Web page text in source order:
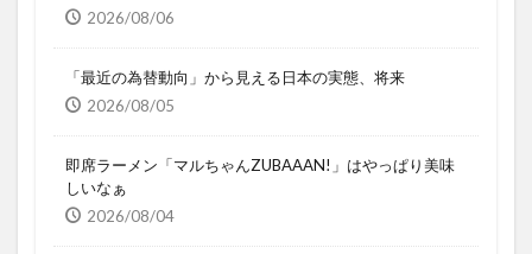
2026/08/06
「最近の為替動向」から見える日本の実態、将来
2026/08/05
即席ラーメン「マルちゃんZUBAAAN!」はやっぱり美味
しいなぁ
2026/08/04